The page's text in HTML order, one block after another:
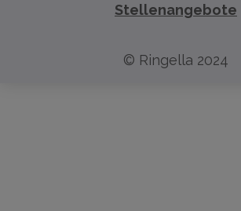
Stellenangebote
© Ringella 2024